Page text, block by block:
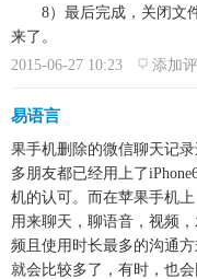
8）最后完成，关闭文件
来了。
2015-06-27 10:23
添加
易语言
果手机删除的微信聊天记
多朋友都已经用上了
机的认可。而在苹果手机
用来聊天，聊语音，视频
频且使用时长最多的沟通
就会比较多了，有时，也